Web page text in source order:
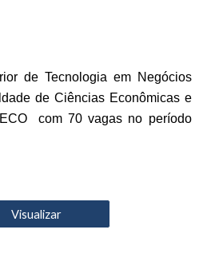
de Tecnologia em Negócios
de Ciências Econômicas e
com 70 vagas no período
Visualizar